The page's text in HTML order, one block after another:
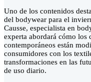
Uno de los contenidos
del bodywear para el
Causse, especialista en
experta abordará cómo los
contemporáneos están
consumidores con los
transformaciones en las
de uso diario.